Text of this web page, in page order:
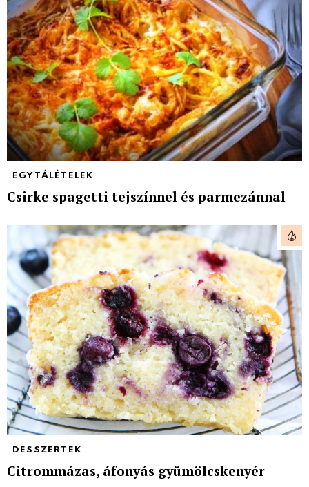
EGYTÁLÉTELEK
Csirke spagetti tejszínnel és parmezánnal
DESSZERTEK
Citrommázas, áfonyás gyümölcskenyér